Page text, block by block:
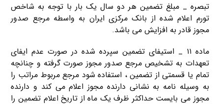
تبصره _ مبلغ تضمین هر دو سال یک بار با توجه به شاخص
تورم اعلام شده از بانک مرکزی ایران به واسطه مرجع صدور
مجوز قادر به افزایش می باشد.
ماده ۱۱ _ استیفای تضمین سپرده شده در صورت عدم ایفای
تعهدات به تشخیص مرجع صدور مجوز صورت گرفته و چنانچه
تمام یا قسمتی از تضمین ، استفاده شود مرجع مربوط مراتب را
به وسیله نامه به نشانی دارنده مجوز اعلام می کند و دارنده
مجوز می بایست حداکثر ظرف یک ماه از تاریخ اعلام تضمین را